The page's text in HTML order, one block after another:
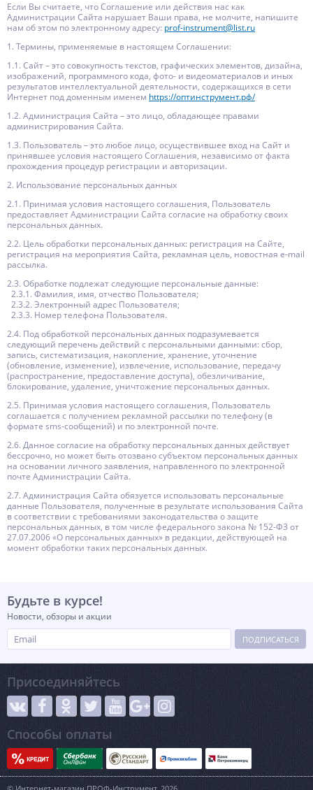
Если Вы считаете, что Соглашение или действия нас как
Администрации Сайта нарушает Ваши права, не молчите, напишите
нам об этом по электронному адресу: prof-instrument@list.ru
1. Термины, применяемые в настоящем Соглашении:
1.1. Сайт – это совокупность текстов, графических элементов, дизайна,
изображений, программного кода, фото- и видеоматериалов и иных
результатов интеллектуальной деятельности, содержащихся в сети
Интернет под доменным именем https://оптинструмент.рф/
1.2. Администрация Сайта – это лицо, обладающее правами
администрирования Сайта.
1.3. Пользователь – это любое лицо, осуществившее вход на Сайт и
принявшее условия настоящего Соглашения, независимо от факта
прохождения процедур регистрации и авторизации.
2. Использование персональных данных
2.1. Принимая условия настоящего соглашения, Пользователь
предоставляет Администрации Сайта согласие на обработку своих
персональных данных.
2.2. Цель обработки персональных данных: регистрация на Сайте,
регистрация на мероприятия Сайта, рекламная цель, новостная e-mail
рассылка.
2.3. Обработке подлежат следующие персональные данные:
2.3.1. Фамилия, имя, отчество Пользователя;
2.3.2. Электронный адрес Пользователя;
2.3.3. Номер телефона Пользователя.
2.4. Под обработкой персональных данных подразумевается
следующий перечень действий с персональными данными: сбор,
запись, систематизация, накопление, хранение, уточнение
(обновление, изменение), извлечение, использование, передачу
(распространение, предоставление доступа), обезличивание,
блокирование, удаление, уничтожение персональных данных.
2.5. Принимая условия настоящего соглашения, Пользователь
соглашается с получением рекламной рассылки по телефону (в
формате sms-сообщений) и по электронной почте.
2.6. Данное согласие на обработку персональных данных действует
бессрочно, но может быть отозвано субъектом персональных данных
на основании личного заявления, направленного по электронной
почте Администрации Сайта.
2.7. Администрация Сайта обязуется использовать персональные
данные Пользователя, полученные в результате использования Сайта
в соответствии с требованиями законодательства о защите
персональных данных, в том числе федерального закона № 152-ФЗ от
27.07.2006 «О персональных данных» в редакции, действующей на
момент обработки таких персональных данных.
Будьте в курсе!
Новости, обзоры и акции
ПОДПИСАТЬСЯ
Присоединяйтесь
Способы оплаты